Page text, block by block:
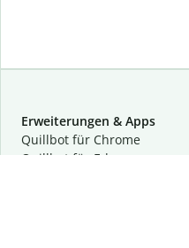
Erweiterungen & Apps
Quillbot für Chrome
Quillbot für Edge